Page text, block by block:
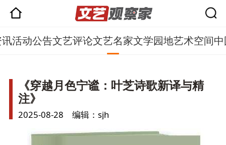
活动公告文艺评论文艺名家文学园地艺术空间
《穿越月色宁谧：叶芝诗歌新译与精
注》
2025-08-28 编辑：sjh